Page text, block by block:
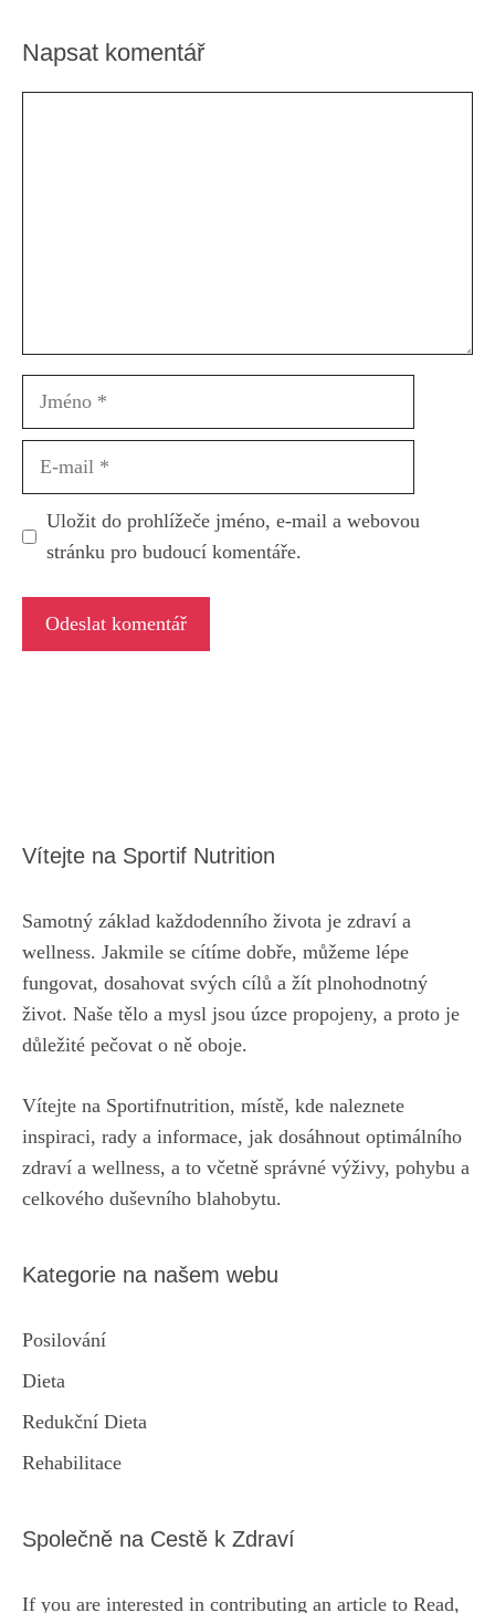
Napsat komentář
Jméno
Uložit do prohlížeče jméno, e-mail a webovou
stránku pro budoucí komentáře.
Vítejte na Sportif Nutrition
Samotný základ každodenního života je zdraví a
wellness. Jakmile se cítíme dobře, můžeme lépe
fungovat, dosahovat svých cílů a žít plnohodnotný
život. Naše tělo a mysl jsou úzce propojeny, a proto je
důležité pečovat o ně oboje.
Vítejte na Sportifnutrition, místě, kde naleznete
inspiraci, rady a informace, jak dosáhnout optimálního
zdraví a wellness, a to včetně správné výživy, pohybu a
celkového duševního blahobytu.
Kategorie na našem webu
Posilování
Dieta
Redukční Dieta
Rehabilitace
Společně na Cestě k Zdraví
If you are interested in contributing an article to Read,